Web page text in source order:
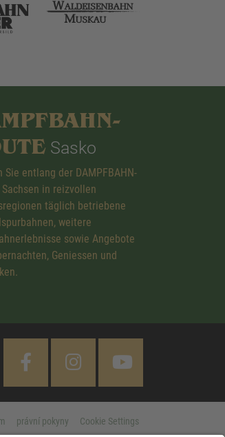
Sasko
Sie entlang der DAMPFBAHN-
Sachsen in reizvollen
täglich betriebene
weitere
sowie Angebote
Geniessen und
právní pokyny Cookie Settings